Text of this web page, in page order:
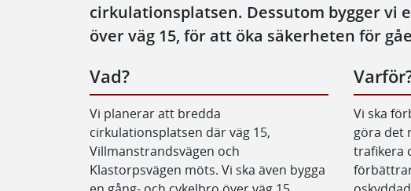
cirkulationsplatsen. Dessutom bygger vi
över väg 15, för att öka säkerheten för
Vad?
Vi planerar att bredda
cirkulationsplatsen där väg 15,
Villmanstrandsvägen och
Klastorpsvägen möts. Vi ska även bygga
Vi ska
göra det
trafikera